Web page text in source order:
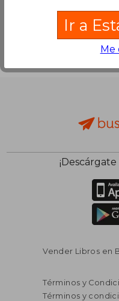
Vender Libros en
Términos y
Términos y
Ir a